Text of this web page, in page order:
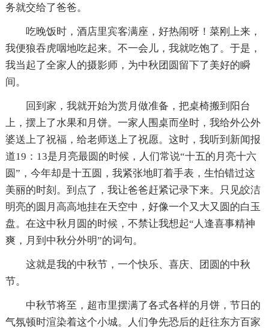
务就交给了爸爸。
吃晚饭时，酒店里宾客满座，好热闹呀！菜刚上来，
我便狼吞虎咽地吃起来。不一会儿，我就吃饱了。于是，
我当起了全家人的摄影师，为中秋团圆留下了美好的瞬
间。
回到家，我就开始为赏月做准备，把桌椅搬到阳台
上，摆上了水果和月饼。一家人围桌而坐时，我给外公外
婆送上了祝福，给老师送上了祝愿。这时，我听到新闻报
道19：13是月亮最圆的时候，人们常说“十五的月亮十六
圆”，今年却是十五圆，我紧张地盯着手表，生怕错过这
美丽的时刻。到点了，我让爸爸赶紧记录下来。只见皎洁
明亮的圆月高高地挂在天空中，好像一个又大又圆的白玉
盘。在这中秋月圆的时候，不禁让我想起“人逢喜事精神
爽，月到中秋分外明”的词句。
这就是我的中秋节，一个快乐、喜庆、团圆的中秋
节。
中秋节将至，超市里摆满了各式各样的月饼，节日的
气氛顿时渲染着这个小城。人们争先恐后的赶往东方百家